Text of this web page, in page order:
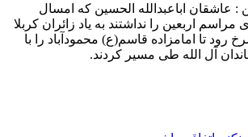
: عاشقان اباعبدالله الحسین که امسال
مراسم اربعین را نداشتند به یاد زائران کربلا
رود تا امامزاده قاسم(ع) محمودآباد را با
خاندان آل الله طی مسیر کردند.